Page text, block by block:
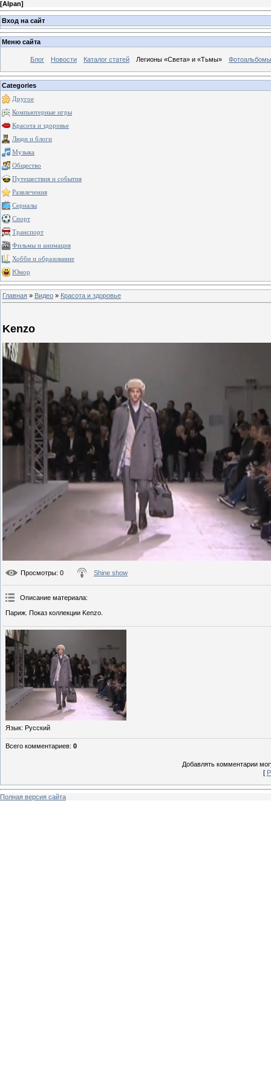
[Alpan]
Вход на сайт
Меню сайта
Блог Новости Каталог статей Легионы «Света» и «Тьмы» Фотоальбомы
Categories
Другое
Компьютерные игры
Красота и здоровье
Люди и блоги
Музыка
Общество
Путешествия и события
Развлечения
Сериалы
Спорт
Транспорт
Фильмы и анимация
Хобби и образование
Юмор
Главная » Видео » Красота и здоровье
Kenzo
Просмотры: 0 Shine show
Описание материала:
Париж. Показ коллекции Kenzo.
Язык: Русский
Всего комментариев: 0
Добавлять комментарии
[
Полная версия сайта